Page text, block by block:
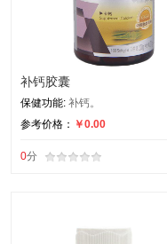
补钙胶囊
保健功能: 补钙。
参考价格： ￥0.00
0分